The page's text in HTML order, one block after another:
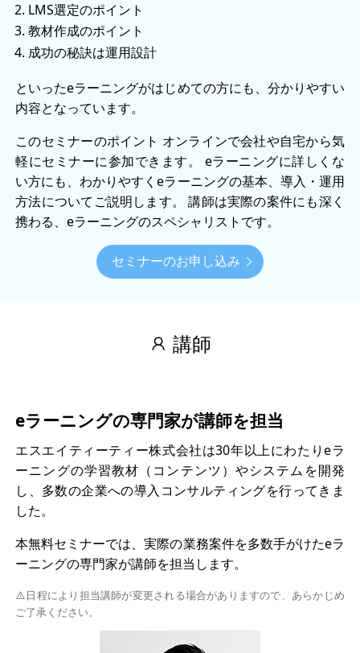
LMS選定のポイント
教材作成のポイント
成功の秘訣は運用設計
といったeラーニングがはじめての方にも、分かりやすい
内容となっています。
このセミナーのポイント オンラインで会社や自宅から気
軽にセミナーに参加できます。 eラーニングに詳しくな
い方にも、わかりやすくeラーニングの基本、導入・運用
方法についてご説明します。 講師は実際の案件にも深く
携わる、eラーニングのスペシャリストです。
セミナーのお申し込み
講師
eラーニングの専門家が講師を担当
エスエイティーティー株式会社は30年以上にわたりeラ
ーニングの学習教材（コンテンツ）やシステムを開発
し、多数の企業への導入コンサルティングを行ってきま
した。
本無料セミナーでは、実際の業務案件を多数手がけたeラ
ーニングの専門家が講師を担当します。
日程により担当講師が変更される場合がありますので、あらかじめ
ご了承ください。